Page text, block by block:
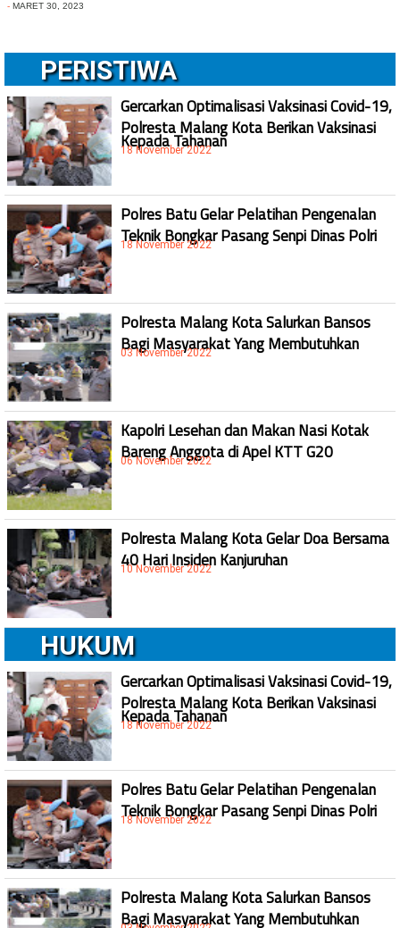
- MARET 30, 2023
PERISTIWA
Gercarkan Optimalisasi Vaksinasi Covid-19,
Polresta Malang Kota Berikan Vaksinasi
Kepada Tahanan
18 November 2022
Polres Batu Gelar Pelatihan Pengenalan
Teknik Bongkar Pasang Senpi Dinas Polri
18 November 2022
Polresta Malang Kota Salurkan Bansos
Bagi Masyarakat Yang Membutuhkan
03 November 2022
Kapolri Lesehan dan Makan Nasi Kotak
Bareng Anggota di Apel KTT G20
06 November 2022
Polresta Malang Kota Gelar Doa Bersama
40 Hari Insiden Kanjuruhan
10 November 2022
HUKUM
Gercarkan Optimalisasi Vaksinasi Covid-19,
Polresta Malang Kota Berikan Vaksinasi
Kepada Tahanan
18 November 2022
Polres Batu Gelar Pelatihan Pengenalan
Teknik Bongkar Pasang Senpi Dinas Polri
18 November 2022
Polresta Malang Kota Salurkan Bansos
Bagi Masyarakat Yang Membutuhkan